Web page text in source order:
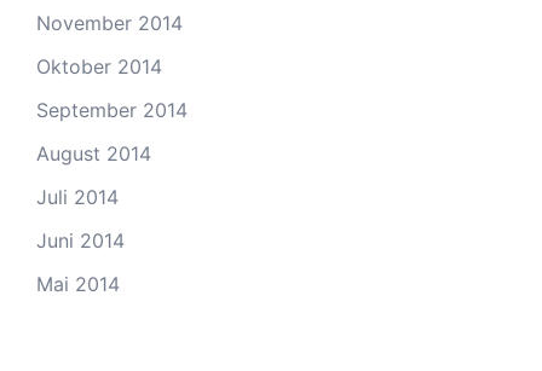
November 2014
Oktober 2014
September 2014
August 2014
Juli 2014
Juni 2014
Mai 2014